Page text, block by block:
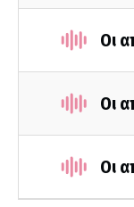
Οι
Οι
Οι